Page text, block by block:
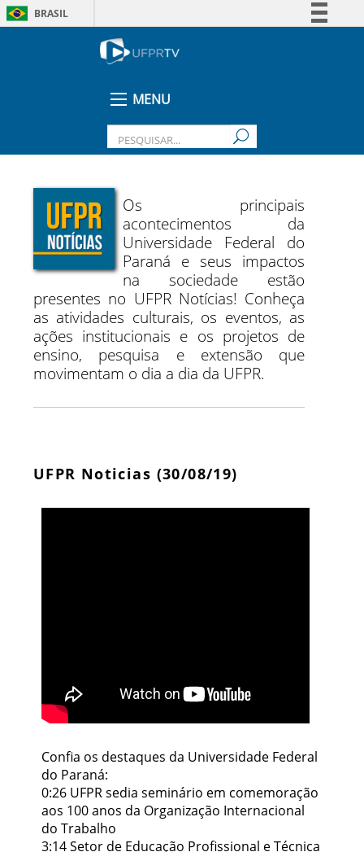
BRASIL
Legislação
MENU
Os principais
acontecimentos da
Universidade Federal do
Paraná e seus impactos
na sociedade estão
presentes no UFPR Notícias! Conheça
as atividades culturais, os eventos, as
ações institucionais e os projetos de
ensino, pesquisa e extensão que
movimentam o dia a dia da UFPR.
UFPR Noticias (30/08/19)
Confia os destaques da Universidade Federal
do Paraná:
0:26 UFPR sedia seminário em comemoração
aos 100 anos da Organização Internacional
do Trabalho
3:14 Setor de Educação Profissional e Técnica